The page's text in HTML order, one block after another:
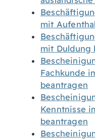
mit
mit Duldung
Fachkunde
beantragen
Kenntnisse
beantragen